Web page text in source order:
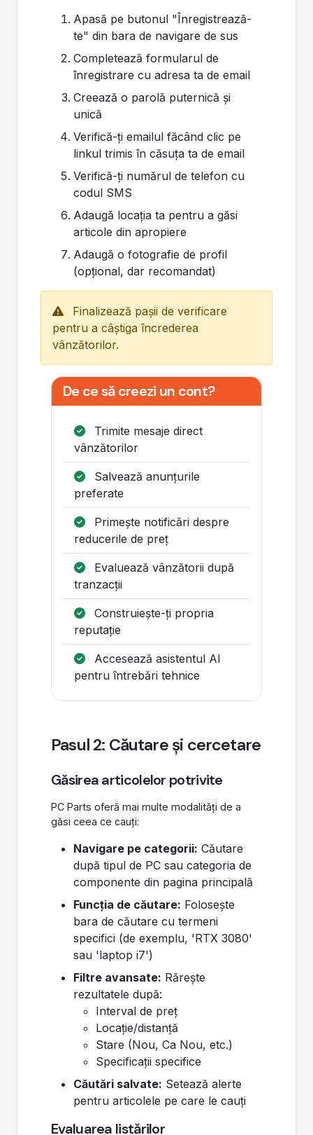
Apasă pe butonul "Înregistrează-
te" din bara de navigare de sus
Completează formularul de
înregistrare cu adresa ta de email
Creează o parolă puternică și
unică
Verifică-ți emailul făcând clic pe
linkul trimis în căsuța ta de email
Verifică-ți numărul de telefon cu
codul SMS
Adaugă locația ta pentru a găsi
articole din apropiere
Adaugă o fotografie de profil
(opțional, dar recomandat)
Finalizează pașii de verificare
pentru a câștiga încrederea
vânzătorilor.
De ce să creezi un cont?
Trimite mesaje direct
vânzătorilor
Salvează anunțurile
preferate
Primește notificări despre
reducerile de preț
Evaluează vânzătorii după
tranzacții
Construiește-ți propria
reputație
Accesează asistentul AI
pentru întrebări tehnice
Pasul 2: Căutare și cercetare
Găsirea articolelor potrivite
PC Parts oferă mai multe modalități de a
găsi ceea ce cauți:
Navigare pe categorii: Căutare
după tipul de PC sau categoria de
componente din pagina principală
Funcția de căutare: Folosește
bara de căutare cu termeni
specifici (de exemplu, 'RTX 3080'
sau 'laptop i7')
Filtre avansate: Rărește
rezultatele după:
Interval de preț
Locație/distanță
Stare (Nou, Ca Nou, etc.)
Specificații specifice
Căutări salvate: Setează alerte
pentru articolele pe care le cauți
Evaluarea listărilor